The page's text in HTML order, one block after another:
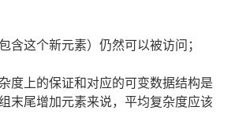
含这个新元素）仍然可以被访问；
度上的保证和对应的可变数据结构是
末尾增加元素来说，平均复杂度应该